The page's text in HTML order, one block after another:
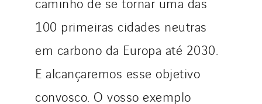
100 primeiras cidades neutras
em carbono da Europa até 2030.
E alcançaremos esse objetivo
convosco. O vosso exemplo